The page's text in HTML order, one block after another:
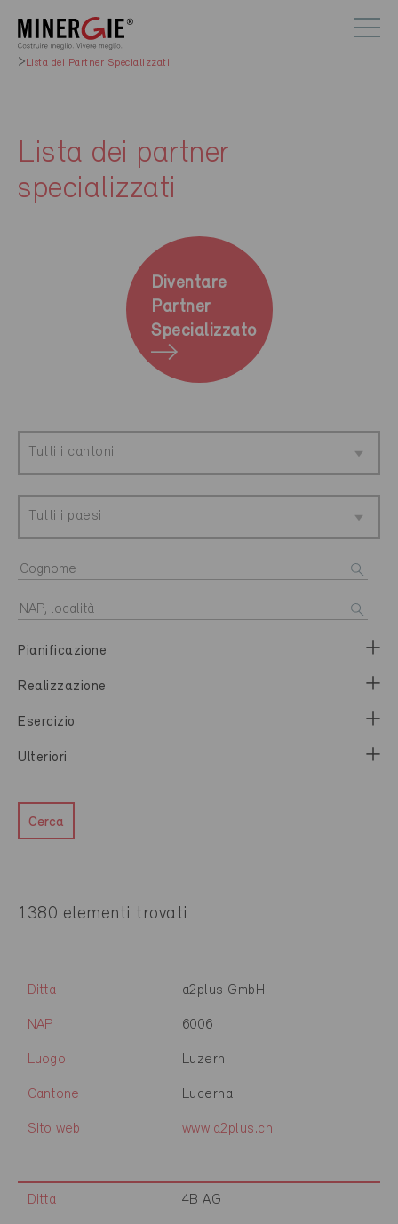
Lista dei Partner Specializzati
Lista dei partner
specializzati
Diventare
Partner
Specializzato
Tutti i cantoni
Tutti i paesi
Pianificazione
Realizzazione
Esercizio
Ulteriori
Cerca
1380 elementi trovati
Ditta a2plus GmbH
NAP 6006
Luogo Luzern
Cantone Lucerna
Sito web www.a2plus.ch
Ditta 4B AG